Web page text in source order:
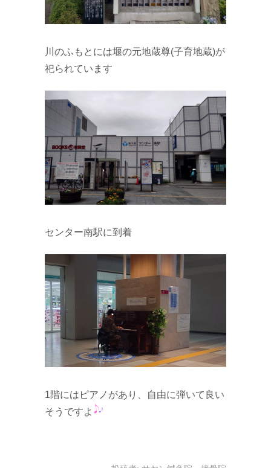
川のふもとには堰の元地蔵尊(子育地蔵)が
祀られています
センター南駅に到着
1階にはピアノがあり、自由に弾いて良い
そうですよ